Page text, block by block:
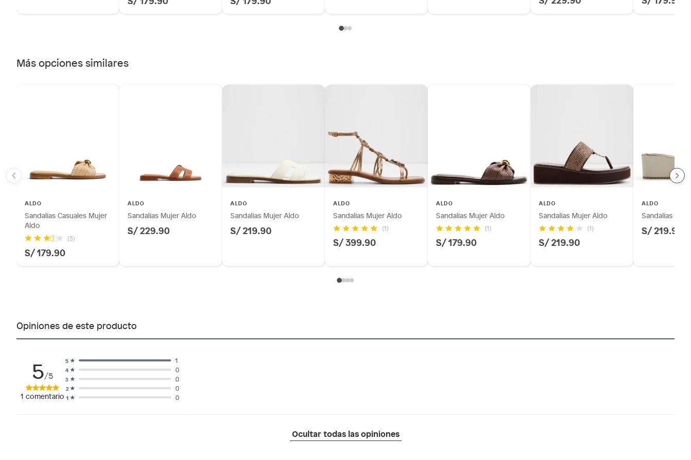
Más opciones similares
ALDO
Sandalias Casuales Mujer
Aldo
(3)
S/ 179.90
ALDO
Sandalias Mujer Aldo
S/ 229.90
ALDO
Sandalias Mujer Aldo
S/ 219.90
ALDO
Sandalias Mujer Aldo
(1)
S/ 399.90
ALDO
Sandalias Mujer Aldo
(1)
S/ 179.90
ALDO
Sandalias Mujer Aldo
(1)
S/ 219.90
ALDO
Sandalias
S/ 219.90
Opiniones de este producto
5/5
1 comentario 1 0
2 0
3 0
4 0
5 1
Ocultar todas las opiniones